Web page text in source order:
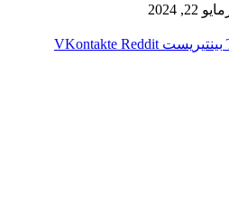
مايو 22, 2024
بينتيريست